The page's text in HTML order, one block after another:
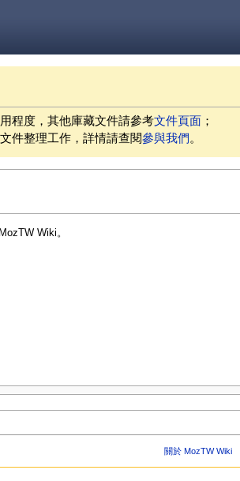
程度，其他庫藏文件請參考文件頁面 ；
件整理工作，詳情請查閱參與我們。
Wiki。
關於 MozTW Wiki